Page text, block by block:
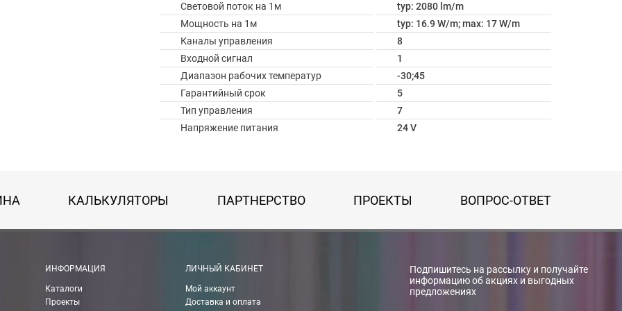
Световой поток на 1м
typ: 2080 lm/m
Мощность на 1м
typ: 16.9 W/m; max: 17 W/m
Каналы управления
8
Входной сигнал
1
Диапазон рабочих температур
-30;45
Гарантийный срок
5
Тип управления
7
Напряжение питания
24 V
банковской картой или наличными.
КАЛЬКУЛЯТОРЫ ПАРТНЕРСТВО ПРОЕКТЫ ВОПРОС-ОТВЕТ
ИНФОРМАЦИЯ
Каталоги
Проекты
ЛИЧНЫЙ КАБИНЕТ
Мой аккаунт
Доставка и оплата
Подпишитесь на рассылку и получайте
информацию об акциях и выгодных
предложениях